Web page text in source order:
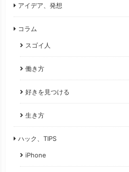
アイデア、発想
コラム
スゴイ人
働き方
好きを見つける
生き方
ハック、TIPS
iPhone